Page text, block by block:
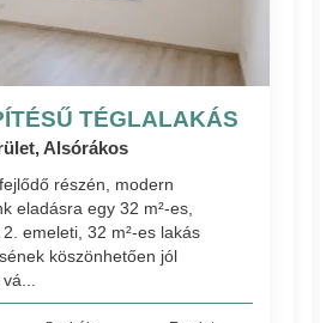
TÉGLALAKÁS
Alsórákos
részén, modern
eladásra egy 32 m²-es,
emeleti, 32 m²-es lakás
köszönhetően jól